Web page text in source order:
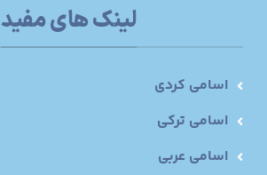
لینک های مفید
اسامی کردی
اسامی ترکی
اسامی عربی